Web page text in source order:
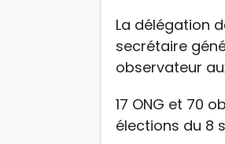
La délégation
secrétaire
observateur
17 ONG et 70
élections du 8